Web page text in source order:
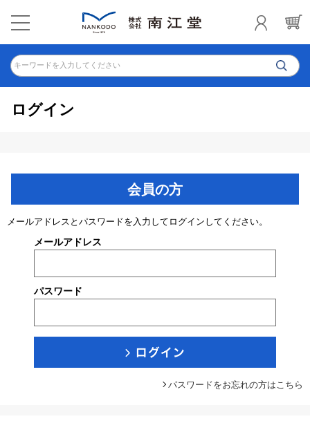
キーワードを入力してください
ログイン
会員の方
メールアドレスとパスワードを入力してログインしてください。
メールアドレス
パスワード
パスワードをお忘れの方はこちら